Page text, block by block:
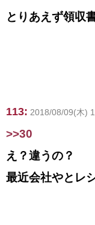
とりあえず領収
113: 2018/08/09(木)
>>30
え？違うの？
最近会社やとレ